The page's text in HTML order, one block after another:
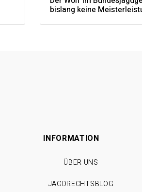
bislang keine
INFORMATION
ÜBER UNS
JAGDRECHTSBLOG